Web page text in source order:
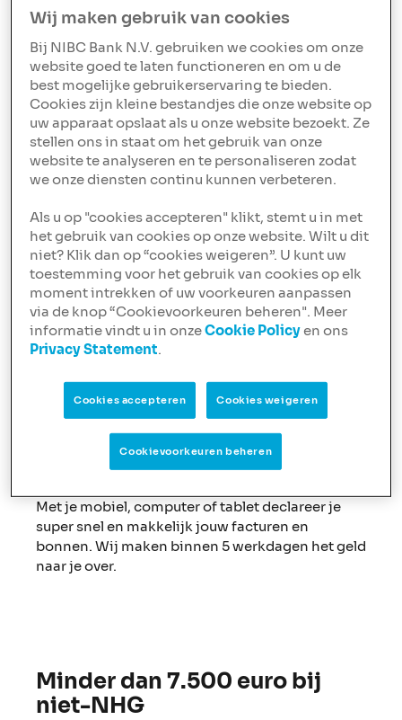
12 maanden. Bij nieuwbouw is dit 24 maanden.
Duurt het onverhoopt langer? Dan kun je
eenmalig met 6 maanden verlengen. 30 dagen
voor het einde van de looptijd krijg je van ons
bericht. Je kunt dan ook aangeven of je nog wilt
verlengen.
Rentevergoeding
Over het bedrag dat je nog niet hebt opgenomen
uit het depot, ontvang je een rentevergoeding
die gelijk is aan de rente die je betaalt voor je
hypotheek. Je betaalt dus alleen rente over het
bedrag dat je hebt gebruikt. De rentevergoeding
wordt bijgeschreven in het bouwdepot.
Declaratie indienen, zo
Met je mobiel, computer of tablet declareer je
super snel en makkelijk jouw facturen en
bonnen. Wij maken binnen 5 werkdagen het geld
naar je over.
Minder dan 7.500 euro bij
niet-NHG
Wij maken gebruik van cookies
Bij NIBC Bank N.V. gebruiken we cookies om onze
website goed te laten functioneren en om u de
best mogelijke gebruikerservaring te bieden.
Cookies zijn kleine bestandjes die onze website op
uw apparaat opslaat als u onze website bezoekt. Ze
stellen ons in staat om het gebruik van onze
website te analyseren en te personaliseren zodat
we onze diensten continu kunnen verbeteren.
Als u op "cookies accepteren" klikt, stemt u in met
het gebruik van cookies op onze website. Wilt u dit
niet? Klik dan op “cookies weigeren”. U kunt uw
toestemming voor het gebruik van cookies op elk
moment intrekken of uw voorkeuren aanpassen
via de knop “Cookievoorkeuren beheren". Meer
informatie vindt u in onzeCookie Policyen ons
Privacy Statement.
Cookies accepteren Cookies weigeren
Cookievoorkeuren beheren